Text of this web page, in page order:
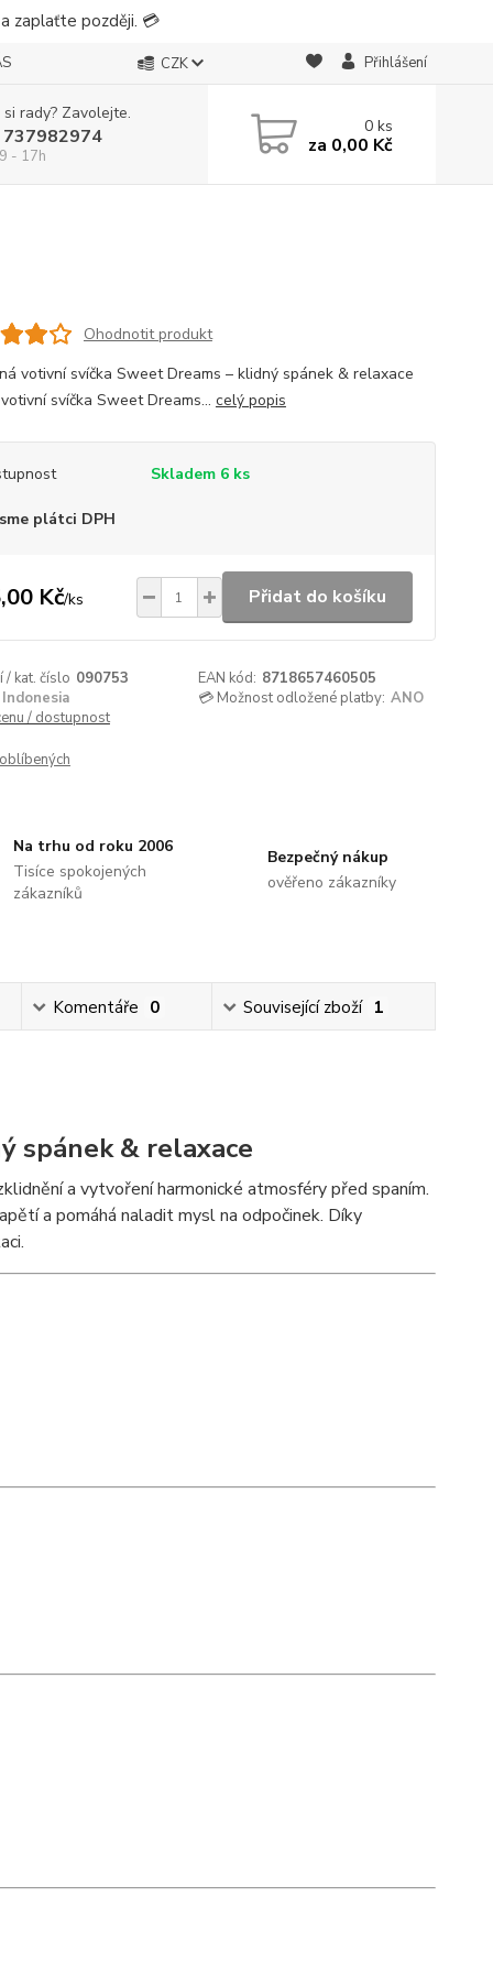
zaplaťte později. 💳
CZK Přihlášení
rady? Zavolejte.
737982974
- 17h
0ks
za 0,00 Kč
Ohodnotit produkt
votivní svíčka Sweet Dreams – klidný spánek & relaxace
svíčka Sweet Dreams... celý popis
Skladem 6 ks
plátci DPH
Kč/ks Přidat do košíku
/ kat. číslo 090753 EAN kód: 8718657460505
Indonesia 💳 Možnost odložené platby: ANO
/ dostupnost
Na trhu od roku 2006
Tisíce spokojených
zákazníků
Bezpečný nákup
ověřeno zákazníky
Komentáře 0 Související zboží 1
spánek & relaxace
a vytvoření harmonické atmosféry před spaním.
a pomáhá naladit mysl na odpočinek. Díky